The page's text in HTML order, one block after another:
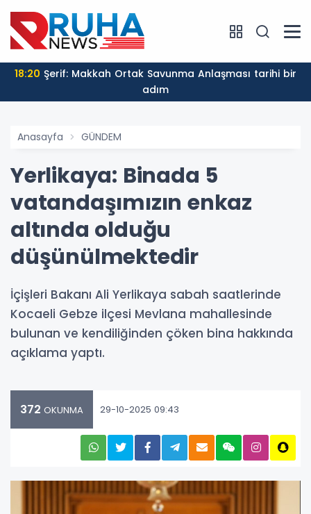
18:20
adım
Anasayfa GÜNDEM
Yerlikaya: Binada 5
vatandaşımızın enkaz
altında olduğu
düşünülmektedir
İçişleri Bakanı Ali Yerlikaya sabah saatlerinde
Kocaeli Gebze ilçesi Mevlana mahallesinde
bulunan ve kendiliğinden çöken bina hakkında
açıklama yaptı.
372 OKUNMA 29-10-2025 09:43